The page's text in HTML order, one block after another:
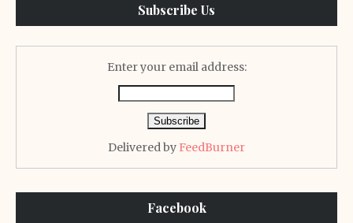
Subscribe Us
Enter your email address:
Delivered by FeedBurner
Facebook